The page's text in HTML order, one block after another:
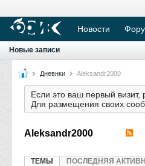
Новости
Новые записи
Дневнки Aleksandr2000
Если это ваш первый визит,
Для размещения своих
Aleksandr2000
ТЕМЫ ПОСЛЕДНЯЯ